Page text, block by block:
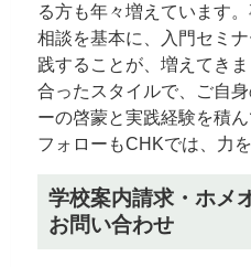
る方も年々増えています
相談を基本に、入門セミ
践することが、増えてき
合ったスタイルで、ご自
ーの啓蒙と実践経験を積
フォローもCHKでは、力
学校案内請求・ホメ
お問い合わせ